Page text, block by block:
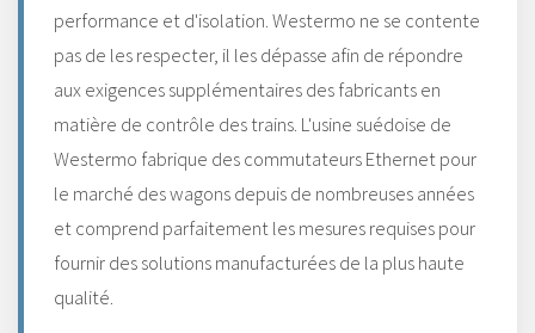
performance et d'isolation. Westermo ne se contente
pas de les respecter, il les dépasse afin de répondre
aux exigences supplémentaires des fabricants en
matière de contrôle des trains. L'usine suédoise de
Westermo fabrique des commutateurs Ethernet pour
le marché des wagons depuis de nombreuses années
et comprend parfaitement les mesures requises pour
fournir des solutions manufacturées de la plus haute
qualité.